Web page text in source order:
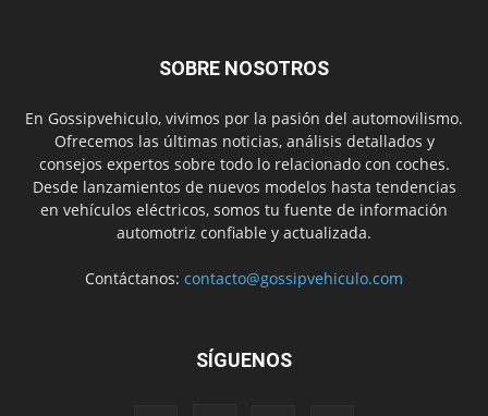
SOBRE NOSOTROS
En Gossipvehiculo, vivimos por la pasión del automovilismo.
Ofrecemos las últimas noticias, análisis detallados y
consejos expertos sobre todo lo relacionado con coches.
Desde lanzamientos de nuevos modelos hasta tendencias
en vehículos eléctricos, somos tu fuente de información
automotriz confiable y actualizada.
Contáctanos: contacto@gossipvehiculo.com
SÍGUENOS